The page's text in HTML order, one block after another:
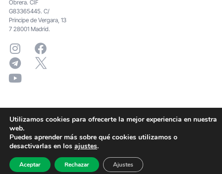
Obrera. CIF
G83365445. C/
Principe de Vergara, 13
7 28001 Madrid.
Utilizamos cookies para ofrecerte la mejor experiencia en nuestra
web.
Puedes aprender más sobre qué cookies utilizamos o
desactivarlas en los ajustes.
Aceptar Rechazar Ajustes